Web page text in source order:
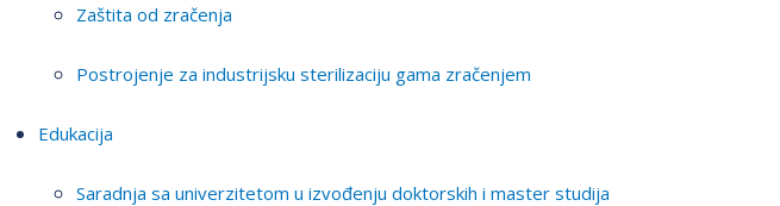
Zaštita od zračenja
Postrojenje za industrijsku sterilizaciju gama zračenjem
Edukacija
Saradnja sa univerzitetom u izvođenju doktorskih i master studija